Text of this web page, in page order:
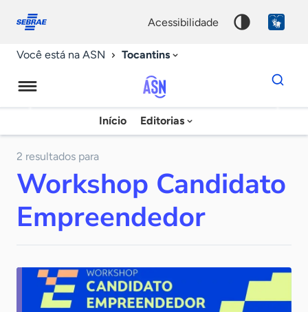
conosco
acessibilidade
Você está na ASN Tocantins
Agência
Sebrae
Notícias
Início Editorias
Dados
para
chave
2 resultados para
Workshop Candidato
Empreendedor